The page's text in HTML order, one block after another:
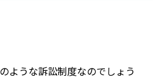
ような訴訟制度なのでしょう